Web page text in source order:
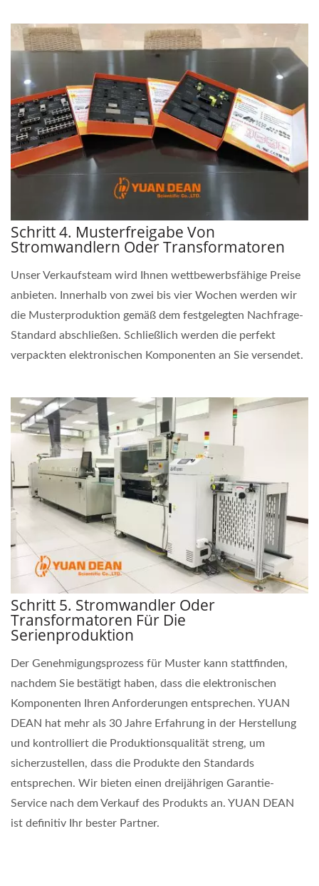
Schritt 4. Musterfreigabe Von
Stromwandlern Oder Transformatoren
Unser Verkaufsteam wird Ihnen wettbewerbsfähige Preise
anbieten. Innerhalb von zwei bis vier Wochen werden wir
die Musterproduktion gemäß dem festgelegten Nachfrage-
Standard abschließen. Schließlich werden die perfekt
verpackten elektronischen Komponenten an Sie versendet.
Schritt 5. Stromwandler Oder
Transformatoren Für Die
Serienproduktion
Der Genehmigungsprozess für Muster kann stattfinden,
nachdem Sie bestätigt haben, dass die elektronischen
Komponenten Ihren Anforderungen entsprechen. YUAN
DEAN hat mehr als 30 Jahre Erfahrung in der Herstellung
und kontrolliert die Produktionsqualität streng, um
sicherzustellen, dass die Produkte den Standards
entsprechen. Wir bieten einen dreijährigen Garantie-
Service nach dem Verkauf des Produkts an. YUAN DEAN
ist definitiv Ihr bester Partner.